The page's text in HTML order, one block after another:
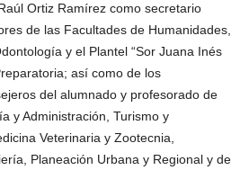
Ortiz Ramírez como secretario
de las Facultades de Humanidades,
y el Plantel “Sor Juana Inés
así como de los
del alumnado y profesorado de
y Administración, Turismo y
Veterinaria y Zootecnia,
Planeación Urbana y Regional y de